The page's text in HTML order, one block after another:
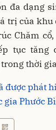
đa dạng
trị của
Chăm cổ,
tục tăng
thời
được phát
gia Phước